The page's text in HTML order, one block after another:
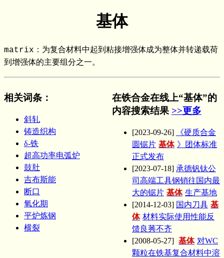
基体
matrix：为复合材料中起到粘接增强体成为整体并转递载荷
到增强体的主要组分之一。
相关词条 ：
斜轧
铸造织构
δ-铁
超高功率电弧炉
鼓肚
吉布斯能
断口
氧化期
平炉炼钢
横裂
在铁合金在线上“基体”的
内容搜索结果 >>更多
[2023-09-26]
《硬质合金
圆锯片 基体 》团体标准
正式发布
[2023-07-18] 承德钒钛公
司高端工具钢销往国内最
大的锯片 基体 生产基地
[2014-12-03] 国内刀具 基
体 材料实际使用性能反
馈良莠不齐
[2008-05-27] 基体 对WC
颗粒在铁基复合材料中溶